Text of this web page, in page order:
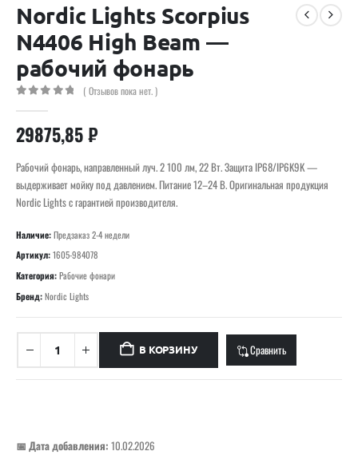
Nordic Lights Scorpius
N4406 High Beam —
рабочий фонарь
( Отзывов пока нет. )
29875,85₽
Рабочий фонарь, направленный луч. 2 100 лм, 22 Вт. Защита IP68/IP6K9K —
выдерживает мойку под давлением. Питание 12–24 В. Оригинальная продукция
Nordic Lights с гарантией производителя.
Наличие:Предзаказ 2-4 недели
Артикул:1605-984078
Категория:Рабочие фонари
Бренд:Nordic Lights
В КОРЗИНУ Сравнить
📅 Дата добавления: 10.02.2026